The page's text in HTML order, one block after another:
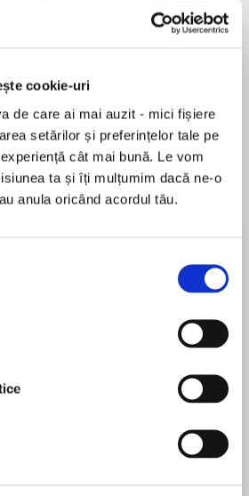
cookie-uri
de care ai mai auzit - mici fișiere
setărilor și preferințelor tale pe
cât mai bună. Le vom
ta și îți mulțumim dacă ne-o
anula oricând acordul tău.
Diavolul se îmbracă de
la...
Lauren Weisberger
Migdală
Sohn Won-pyung
play by William
Chronicle History of Henry
First Folio text). It tells the
V of England, focusing on
carte